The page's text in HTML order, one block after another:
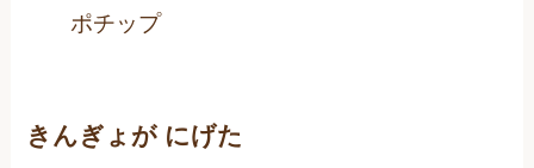
ポチップ
きんぎょが にげた